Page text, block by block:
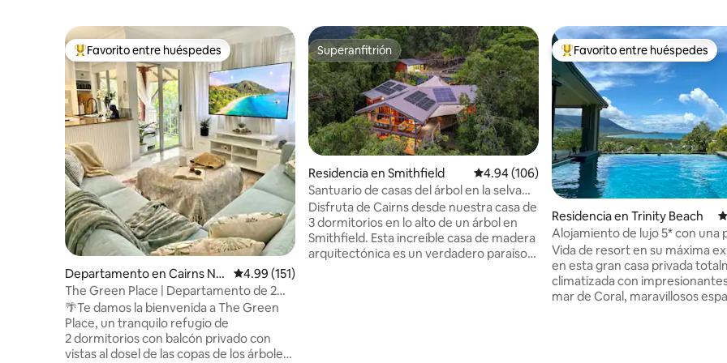
De los mejores en Favorito entre huéspedes
Favorito entre huéspedes
Departamento en Cairns No
rth
Calificación promedio: 4.99 de 5; 151 evaluaciones
4.99 (151)
The Green Place | Departamento de 2
habitaciones tipo oasis tropical + 4
piscinas
🌴Te damos la bienvenida a The Green
Place, un tranquilo refugio de
2 dormitorios con balcón privado con
vistas al dosel de las copas de los árboles
Superanfitrión
Superanfitrión
Residencia en Smithfield Calificación promedio: 4.94 de 5; 106
4.94 (106)
Santuario de casas del árbol en la selva
tropical con vistas al mar
Disfruta de Cairns desde nuestra casa de
3 dormitorios en lo alto de un árbol en
Smithfield. Esta increíble casa de madera
arquitectónica es un verdadero paraíso
De los mejores en Favorito
Favorito entre huéspedes
Residencia en Trinity Beach
Alojamiento de lujo 5* con una
impresionante ⭐️⭐️⭐️⭐️⭐️
Vida de resort en su máxima
en esta gran casa privada
climatizada con
mar de Coral, maravillosos